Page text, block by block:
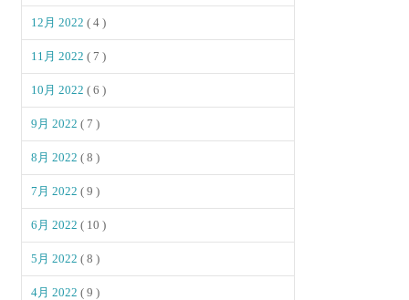
12月 2022( 4 )
11月 2022( 7 )
10月 2022( 6 )
9月 2022( 7 )
8月 2022( 8 )
7月 2022( 9 )
6月 2022( 10 )
5月 2022( 8 )
4月 2022( 9 )